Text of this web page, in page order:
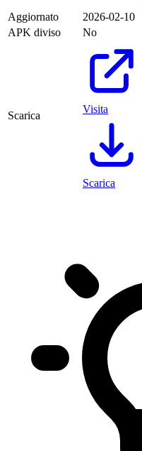
Aggiornato
2026-02-10
APK diviso
No
Scarica
Visita
Scarica